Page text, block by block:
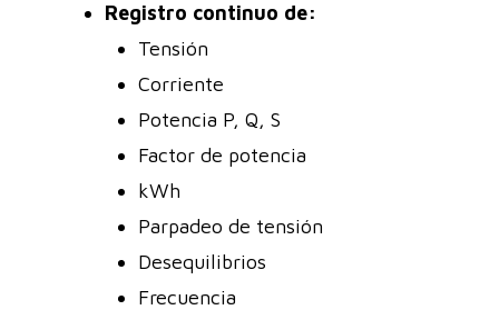
Registro continuo de:
Tensión
Corriente
Potencia P, Q, S
Factor de potencia
kWh
Parpadeo de tensión
Desequilibrios
Frecuencia